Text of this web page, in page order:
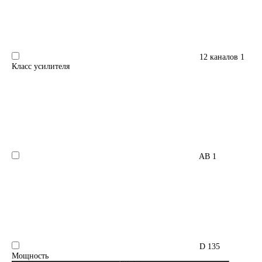
12 каналов 1
Класс усилителя
AB 1
D 135
Мощность